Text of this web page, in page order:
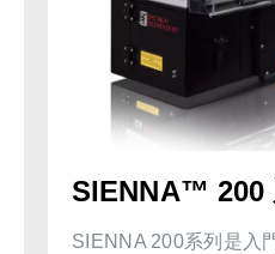
SIENNA™ 200
SIENNA 200系列是入